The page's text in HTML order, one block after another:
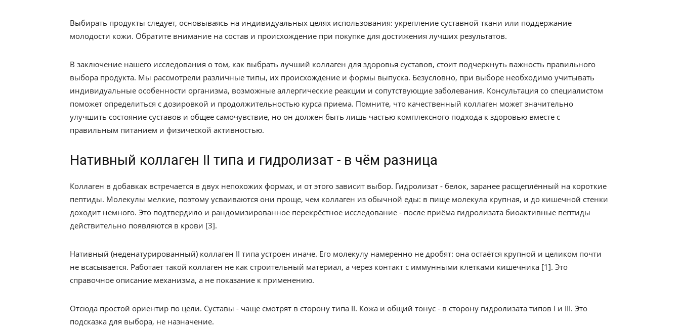
Выбирать продукты следует, основываясь на индивидуальных целях использования: укрепление суставной ткани или поддержание
молодости кожи. Обратите внимание на состав и происхождение при покупке для достижения лучших результатов.
В заключение нашего исследования о том, как выбрать лучший коллаген для здоровья суставов, стоит подчеркнуть важность правильного
выбора продукта. Мы рассмотрели различные типы, их происхождение и формы выпуска. Безусловно, при выборе необходимо учитывать
индивидуальные особенности организма, возможные аллергические реакции и сопутствующие заболевания. Консультация со специалистом
поможет определиться с дозировкой и продолжительностью курса приема. Помните, что качественный коллаген может значительно
улучшить состояние суставов и общее самочувствие, но он должен быть лишь частью комплексного подхода к здоровью вместе с
правильным питанием и физической активностью.
Нативный коллаген II типа и гидролизат - в чём разница
Коллаген в добавках встречается в двух непохожих формах, и от этого зависит выбор. Гидролизат - белок, заранее расщеплённый на короткие
пептиды. Молекулы мелкие, поэтому усваиваются они проще, чем коллаген из обычной еды: в пище молекула крупная, и до кишечной стенки
доходит немного. Это подтвердило и рандомизированное перекрёстное исследование - после приёма гидролизата биоактивные пептиды
действительно появляются в крови [3].
Нативный (неденатурированный) коллаген II типа устроен иначе. Его молекулу намеренно не дробят: она остаётся крупной и целиком почти
не всасывается. Работает такой коллаген не как строительный материал, а через контакт с иммунными клетками кишечника [1]. Это
справочное описание механизма, а не показание к применению.
Отсюда простой ориентир по цели. Суставы - чаще смотрят в сторону типа II. Кожа и общий тонус - в сторону гидролизата типов I и III. Это
подсказка для выбора, не назначение.